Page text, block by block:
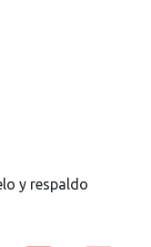
y respaldo